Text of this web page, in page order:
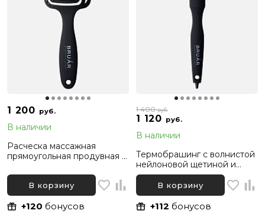
1 200 руб.
В наличии
Расческа массажная
прямоугольная продувная с
рядов BRUAR FLEXY
В корзину
+120 бонусов
1 120 руб.
1 400руб.
В наличии
Термобрашинг с волнистой
нейлоновой щетиной и
хвостиком BRUAR SILVER
THERMO, диаметр 25 мм
В корзину
+112 бонусов